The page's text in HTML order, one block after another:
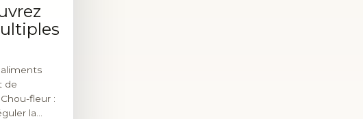
de
Chou-fleur :
la…